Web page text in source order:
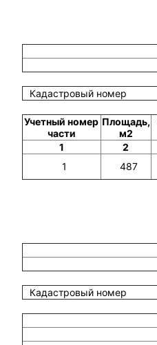
Кадастровый номер
Учетный номер
части
Площадь,
м2
1
2
1
487
Кадастровый номер